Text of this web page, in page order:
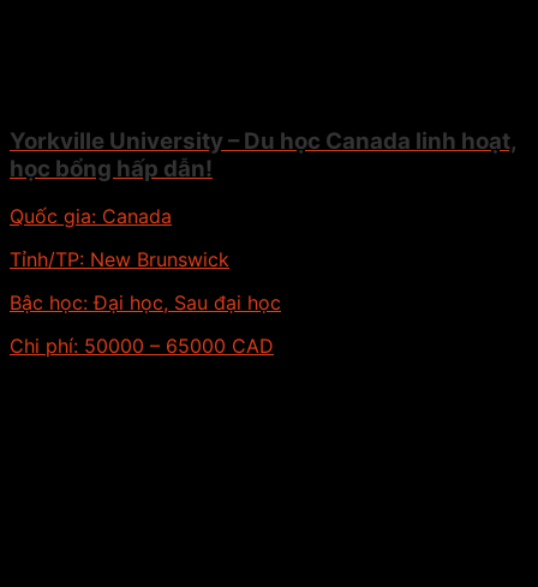
Yorkville University – Du học Canada linh hoạt,
học bổng hấp dẫn!
Quốc gia: Canada
Tỉnh/TP: New Brunswick
Bậc học:Đại học, Sau đại học
Chi phí: 50000 – 65000 CAD